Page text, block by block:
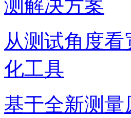
测解决方案
从测试角度
化工具
基于全新测